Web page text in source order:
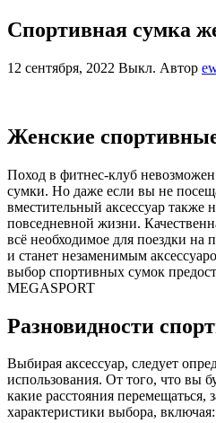
Спортивная сумка
12 сентября, 2022 Выкл. Автор
Женские
Поход в фитнес-клуб
сумки. Но даже если вы не
вместительный аксессуар также
повседневной жизни.
всё необходимое для поездки на
и станет незаменимым
выбор спортивных сумок
MEGASPORT
Разновидности
Выбирая аксессуар, следует
использования. От того, что вы
какие расстояния перемещаться,
характеристики выбора, включая: